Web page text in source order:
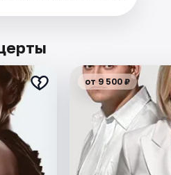
от 9 500 ₽